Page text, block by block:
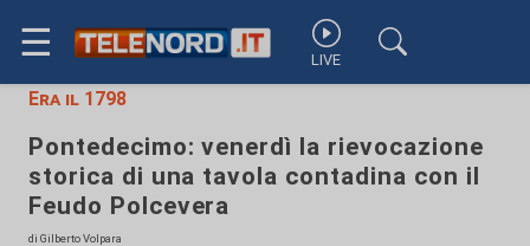
☰ LIVE
Era il 1798
Pontedecimo: venerdì la rievocazione
storica di una tavola contadina con il
Feudo Polcevera
di Gilberto Volpara